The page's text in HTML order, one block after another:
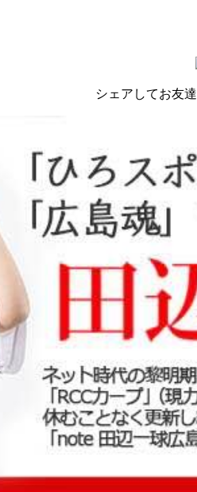
シェアしてお友